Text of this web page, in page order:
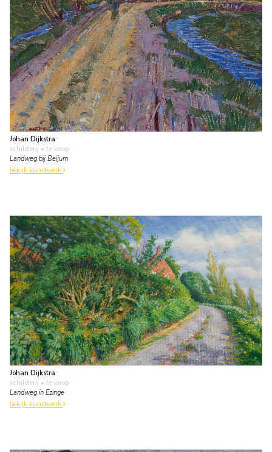
Johan Dijkstra
schilderij • te koop
Landweg bij Beijum
bekijk kunstwerk
Johan Dijkstra
schilderij • te koop
Landweg in Ezinge
bekijk kunstwerk